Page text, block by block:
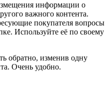
информации о
важного контента.
покупателя вопросы
Используйте её по своему
обратно, изменив одну
Очень удобно.